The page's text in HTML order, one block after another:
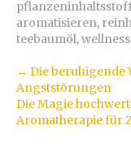
aromatisieren,
teebaumöl,wellness
Artikel-
Navigation
← Die beruhigende
Angststörungen
Die Magie
Aromatherapie für